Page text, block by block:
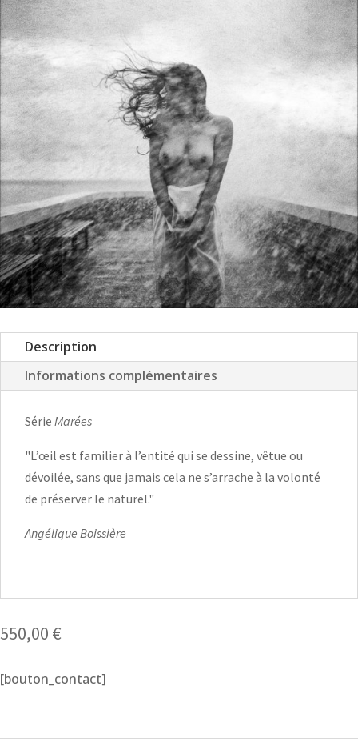
Description
Informations complémentaires
Série Marées
"L’œil est familier à l’entité qui se dessine, vêtue ou
dévoilée, sans que jamais cela ne s’arrache à la volonté
de préserver le naturel."
Angélique Boissière
550,00 €
[bouton_contact]